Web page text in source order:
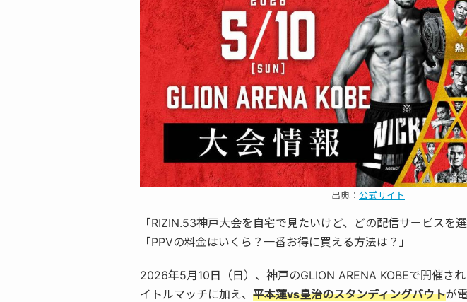
出典： 公式サイト
「RIZIN.53神戸大会を自宅で見たいけど、どの配信サービスを選
「PPVの料金はいくら？一番お得に買える方法は？」
2026年5月10日（日）、神戸のGLION ARENA KOBEで開催さ
イトルマッチに加え、 平本蓮vs皇治のスタンディングバウトが